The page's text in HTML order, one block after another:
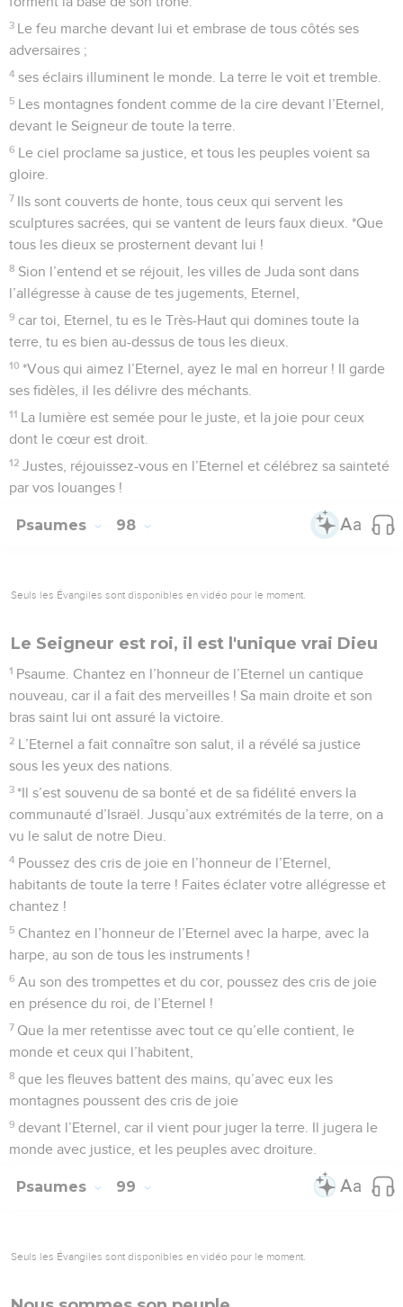
3 Le feu marche devant lui et embrase de tous côtés ses
adversaires ;
4 ses éclairs illuminent le monde. La terre le voit et tremble.
5 Les montagnes fondent comme de la cire devant l’Eternel,
devant le Seigneur de toute la terre.
6 Le ciel proclame sa justice, et tous les peuples voient sa
gloire.
7 Ils sont couverts de honte, tous ceux qui servent les
sculptures sacrées, qui se vantent de leurs faux dieux. *Que
tous les dieux se prosternent devant lui !
8 Sion l’entend et se réjouit, les villes de Juda sont dans
l’allégresse à cause de tes jugements, Eternel,
9 car toi, Eternel, tu es le Très-Haut qui domines toute la
terre, tu es bien au-dessus de tous les dieux.
10 *Vous qui aimez l’Eternel, ayez le mal en horreur ! Il garde
ses fidèles, il les délivre des méchants.
11 La lumière est semée pour le juste, et la joie pour ceux
dont le cœur est droit.
12 Justes, réjouissez-vous en l’Eternel et célébrez sa sainteté
par vos louanges !
Psaumes 98
Seuls les Évangiles sont disponibles en vidéo pour le moment.
Le Seigneur est roi, il est l'unique vrai Dieu
1 Psaume. Chantez en l’honneur de l’Eternel un cantique
nouveau, car il a fait des merveilles ! Sa main droite et son
bras saint lui ont assuré la victoire.
2 L’Eternel a fait connaître son salut, il a révélé sa justice
sous les yeux des nations.
3 *Il s’est souvenu de sa bonté et de sa fidélité envers la
communauté d’Israël. Jusqu’aux extrémités de la terre, on a
vu le salut de notre Dieu.
4 Poussez des cris de joie en l’honneur de l’Eternel,
habitants de toute la terre ! Faites éclater votre allégresse et
chantez !
5 Chantez en l’honneur de l’Eternel avec la harpe, avec la
harpe, au son de tous les instruments !
6 Au son des trompettes et du cor, poussez des cris de joie
en présence du roi, de l’Eternel !
7 Que la mer retentisse avec tout ce qu’elle contient, le
monde et ceux qui l’habitent,
8 que les fleuves battent des mains, qu’avec eux les
montagnes poussent des cris de joie
9 devant l’Eternel, car il vient pour juger la terre. Il jugera le
monde avec justice, et les peuples avec droiture.
Psaumes 99
Seuls les Évangiles sont disponibles en vidéo pour le moment.